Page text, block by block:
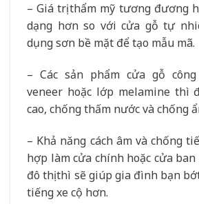
– Giá trị thẩm mỹ tương đương
dạng hơn so với cửa gỗ tự
dụng sơn bề mặt để tạo mẫu mã.
– Các sản phẩm cửa gỗ
veneer hoặc lớp melamine thì
cao, chống thấm nước và chống
– Khả năng cách âm và chống
hợp làm cửa chính hoặc cửa
đô thị thì sẽ giúp gia đình bạn
tiếng xe cộ hơn.